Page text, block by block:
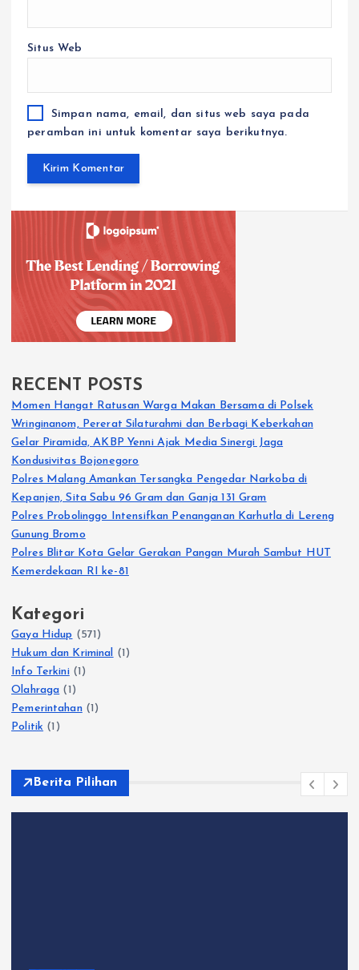
Situs Web
Simpan nama, email, dan situs web saya pada
peramban ini untuk komentar saya berikutnya.
RECENT POSTS
Momen Hangat Ratusan Warga Makan Bersama di Polsek
Wringinanom, Pererat Silaturahmi dan Berbagi Keberkahan
Gelar Piramida, AKBP Yenni Ajak Media Sinergi Jaga
Kondusivitas Bojonegoro
Polres Malang Amankan Tersangka Pengedar Narkoba di
Kepanjen, Sita Sabu 96 Gram dan Ganja 131 Gram
Polres Probolinggo Intensifkan Penanganan Karhutla di Lereng
Gunung Bromo
Polres Blitar Kota Gelar Gerakan Pangan Murah Sambut HUT
Kemerdekaan RI ke-81
Kategori
Gaya Hidup (571)
Hukum dan Kriminal (1)
Info Terkini(1)
Olahraga (1)
Pemerintahan(1)
Politik (1)
Berita Pilihan